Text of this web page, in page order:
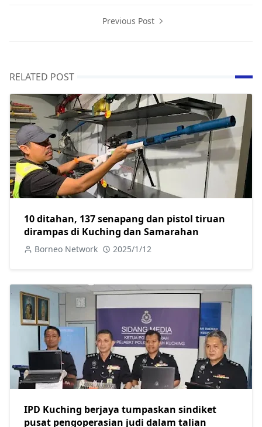
Previous Post
RELATED POST
10 ditahan, 137 senapang dan pistol tiruan
dirampas di Kuching dan Samarahan
Borneo Network 2025/1/12
IPD Kuching berjaya tumpaskan sindiket
pusat pengoperasian judi dalam talian